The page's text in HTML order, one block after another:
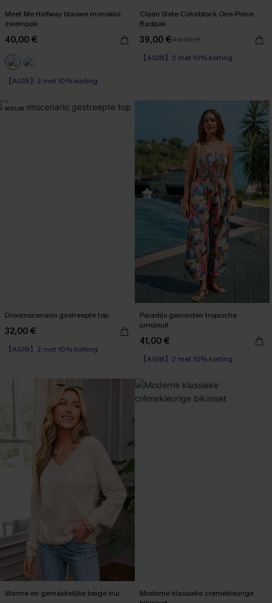
Meet Me Halfway blauwe monokini
zwempak
40,00 €
【AG18】2 met 10% korting
Clean Slate Colorblock One-Piece
Badpak
39,00 €44,00 €
【AG18】2 met 10% korting
Op voorraad
NIEUW
Droomscenario gestreepte top
32,00 €
【AG18】2 met 10% korting
Paradijs gevonden tropische
jumpsuit
41,00 €
【AG18】2 met 10% korting
Warme en gemakkelijke beige trui
Moderne klassieke crèmekleurige